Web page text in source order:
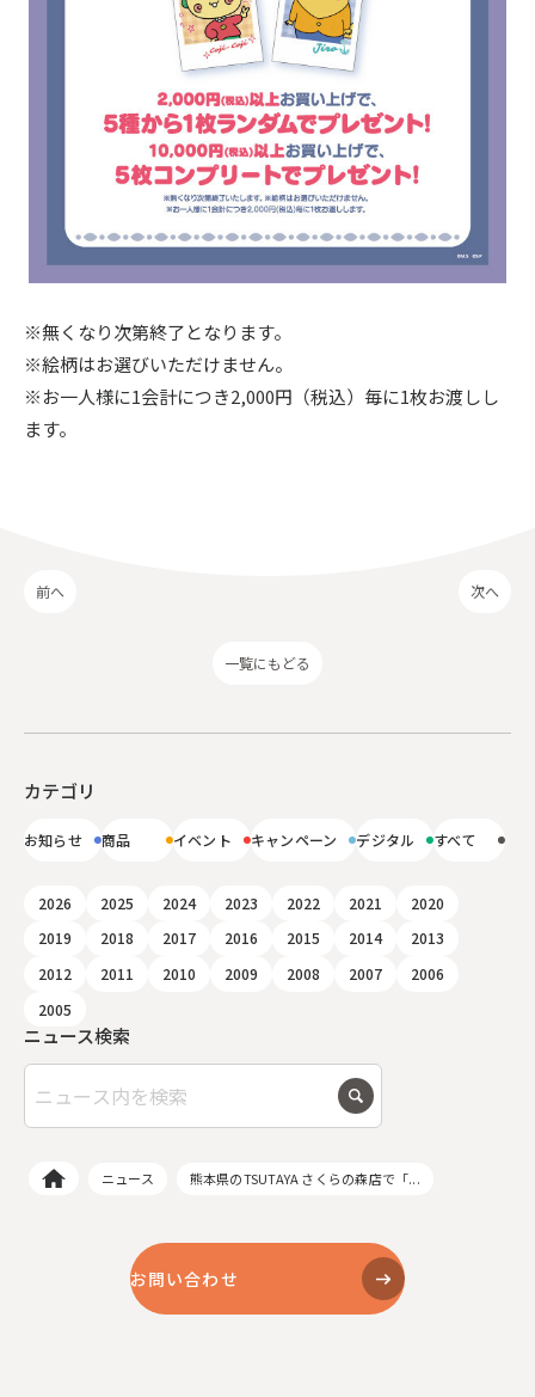
※無くなり次第終了となります。
※絵柄はお選びいただけません。
※お一人様に1会計につき2,000円（税込）毎に1枚お渡しし
ます。
前へ
一覧にもどる
次へ
ニュース検索
カテゴリ
お知らせ 商品 イベント キャンペーン デジタル すべて
2026 2025 2024 2023 2022 2021
2020
2019
2018 2017 2016 2015 2014
2013
2012
2011 2010 2009 2008 2007
2006
2005
ニュース 熊本県のTSUTAYA さくらの森店で「...
お問い合わせ